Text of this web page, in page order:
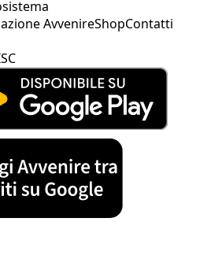
AvvenireShopContatti